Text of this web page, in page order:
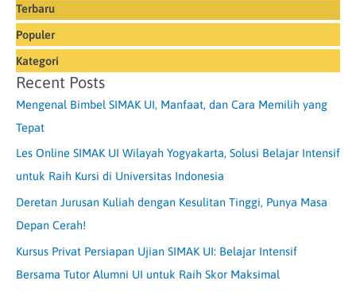
Terbaru
Populer
Kategori
Recent Posts
Mengenal Bimbel SIMAK UI, Manfaat, dan Cara Memilih yang
Tepat
Les Online SIMAK UI Wilayah Yogyakarta, Solusi Belajar Intensif
untuk Raih Kursi di Universitas Indonesia
Deretan Jurusan Kuliah dengan Kesulitan Tinggi, Punya Masa
Depan Cerah!
Kursus Privat Persiapan Ujian SIMAK UI: Belajar Intensif
Bersama Tutor Alumni UI untuk Raih Skor Maksimal